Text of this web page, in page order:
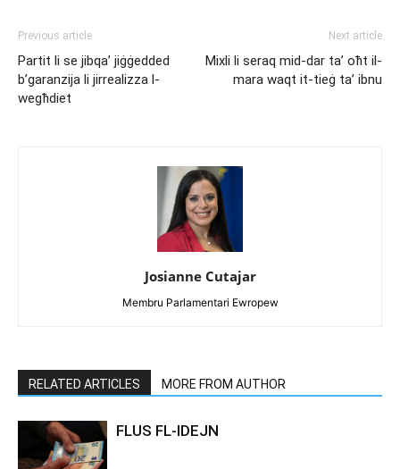
Previous article
Partit li se jibqa’ jiġġedded
b’garanzija li jirrealizza l-
wegħdiet
Next article
Mixli li seraq mid-dar ta’ oħt il-
mara waqt it-tieġ ta’ ibnu
Josianne Cutajar
Membru Parlamentari Ewropew
RELATED ARTICLES MORE FROM AUTHOR
FLUS FL-IDEJN